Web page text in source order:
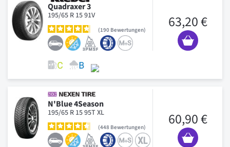
Quadraxer 3
195/65 R 15 91V
190 Bewertungen 63,20 €
N'Blue 4Season
195/65 R 15 95T XL
448 Bewertungen 60,90 €